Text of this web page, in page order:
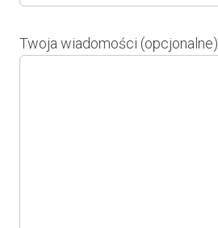
Twoja wiadomości (opcjonalne)